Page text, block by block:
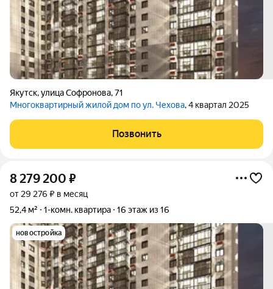
Якутск,улица Софронова,71
Многоквартирный жилой дом по ул. Чехова, 4 квартал 2025
Позвонить
8 279 200 ₽
от 29 276 ₽ в месяц
52,4 м²
1-комн. квартира 16 этаж из 16
новостройка